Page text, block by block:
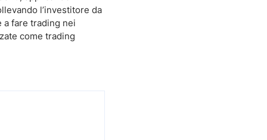
l’investitore da
a fare trading nei
come trading